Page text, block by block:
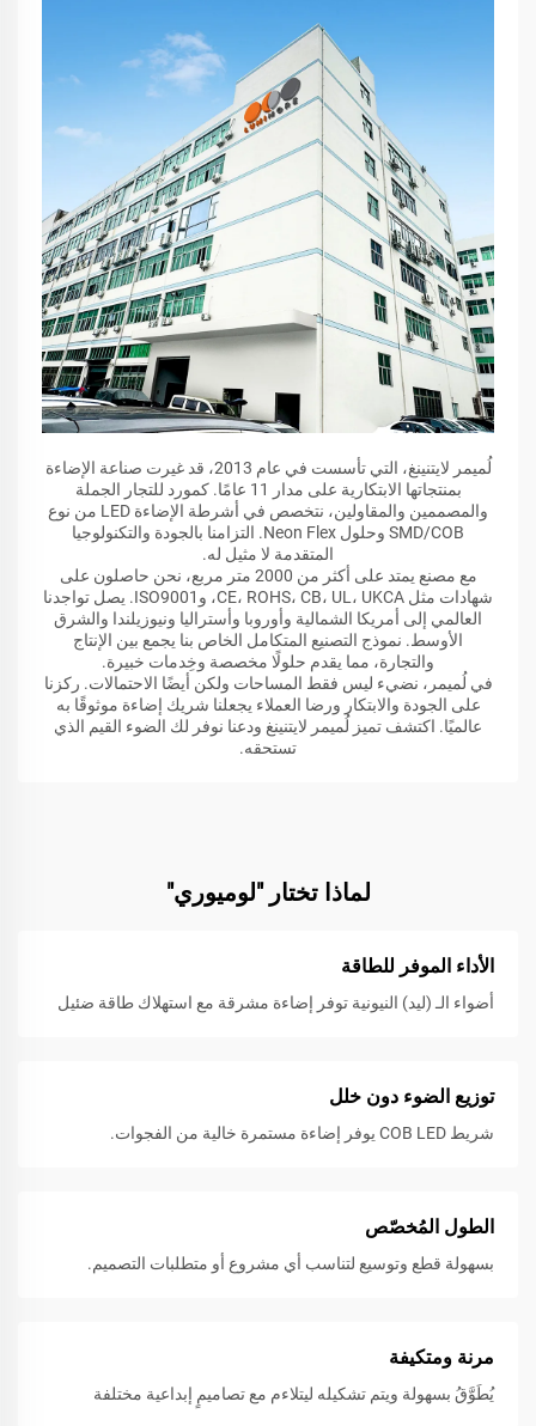
لُميمر لايتنينغ، التي تأسست في عام 2013، قد غيرت صناعة الإضاءة
بمنتجاتها الابتكارية على مدار 11 عامًا. كمورد للتجار الجملة
والمصممين والمقاولين، نتخصص في أشرطة الإضاءة LED من نوع
SMD/COB وحلول Neon Flex. التزامنا بالجودة والتكنولوجيا
المتقدمة لا مثيل له.
مع مصنع يمتد على أكثر من 2000 متر مربع، نحن حاصلون على
شهادات مثل CE، ROHS، CB، UL، UKCA، وISO9001. يصل تواجدنا
العالمي إلى أمريكا الشمالية وأوروبا وأستراليا ونيوزيلندا والشرق
الأوسط. نموذج التصنيع المتكامل الخاص بنا يجمع بين الإنتاج
والتجارة، مما يقدم حلولًا مخصصة وخِدمات خبيرة.
في لُميمر، نضيء ليس فقط المساحات ولكن أيضًا الاحتمالات. ركزنا
على الجودة والابتكار ورضا العملاء يجعلنا شريك إضاءة موثوقًا به
عالميًا. اكتشف تميز لُميمر لايتنينغ ودعنا نوفر لك الضوء القيم الذي
تستحقه.
لماذا تختار "لوميوري"
الأداء الموفر للطاقة
أضواء الـ (ليد) النيونية توفر إضاءة مشرقة مع استهلاك طاقة ضئيل
توزيع الضوء دون خلل
شريط COB LED يوفر إضاءة مستمرة خالية من الفجوات.
الطول المُخصّص
بسهولة قطع وتوسيع لتناسب أي مشروع أو متطلبات التصميم.
مرنة ومتكيفة
يُطَوَّقُ بسهولة ويتم تشكيله ليتلاءم مع تصاميمٍ إبداعية مختلفة